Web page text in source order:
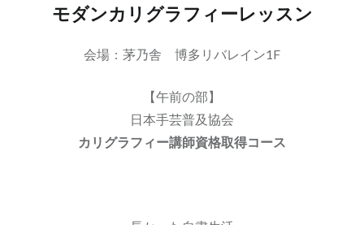
モダンカリグラフィーレッスン
会場 : 茅乃舎 博多リバレイン1F
【午前の部】
日本手芸普及協会
カリグラフィー講師資格取得コース